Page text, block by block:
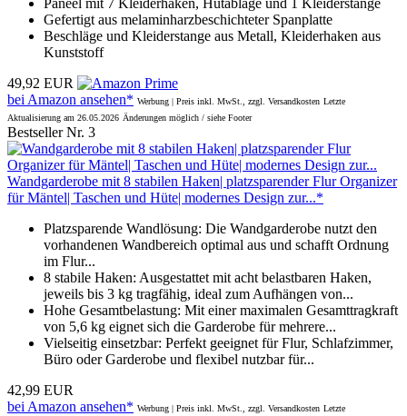
Paneel mit 7 Kleiderhaken, Hutablage und 1 Kleiderstange
Gefertigt aus melaminharzbeschichteter Spanplatte
Beschläge und Kleiderstange aus Metall, Kleiderhaken aus
Kunststoff
49,92 EUR
bei Amazon ansehen* Werbung | Preis inkl. MwSt., zzgl. Versandkosten Letzte
Aktualisierung am 26.05.2026 Änderungen möglich / siehe Footer
Bestseller Nr. 3
Wandgarderobe mit 8 stabilen Haken| platzsparender Flur Organizer
für Mäntel| Taschen und Hüte| modernes Design zur...*
Platzsparende Wandlösung: Die Wandgarderobe nutzt den
vorhandenen Wandbereich optimal aus und schafft Ordnung
im Flur...
8 stabile Haken: Ausgestattet mit acht belastbaren Haken,
jeweils bis 3 kg tragfähig, ideal zum Aufhängen von...
Hohe Gesamtbelastung: Mit einer maximalen Gesamttragkraft
von 5,6 kg eignet sich die Garderobe für mehrere...
Vielseitig einsetzbar: Perfekt geeignet für Flur, Schlafzimmer,
Büro oder Garderobe und flexibel nutzbar für...
42,99 EUR
bei Amazon ansehen* Werbung | Preis inkl. MwSt., zzgl. Versandkosten Letzte